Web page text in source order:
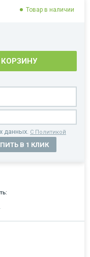
Товар в наличии
КОРЗИНУ
данных. С Политикой
В 1 КЛИК